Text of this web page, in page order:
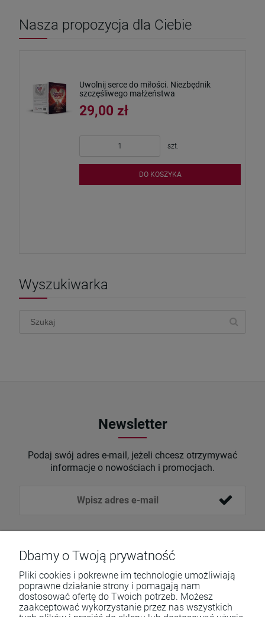
Nasza propozycja dla Ciebie
Uwolnij serce do miłości. Niezbędnik
szczęśliwego małżeństwa
29,00 zł
szt.
DO KOSZYKA
Wyszukiwarka
Newsletter
Podaj swój adres e-mail, jeżeli chcesz otrzymywać
informacje o nowościach i promocjach.
Pomoc
Dbamy o Twoją prywatność
Pliki cookies i pokrewne im technologie umożliwiają
poprawne działanie strony i pomagają nam
dostosować ofertę do Twoich potrzeb. Możesz
zaakceptować wykorzystanie przez nas wszystkich